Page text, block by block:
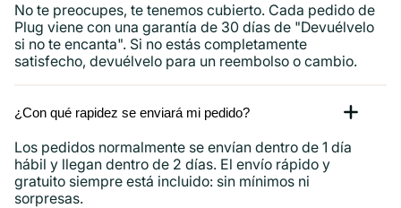
No te preocupes, te tenemos cubierto. Cada pedido de
Plug viene con una garantía de 30 días de "Devuélvelo
si no te encanta". Si no estás completamente
satisfecho, devuélvelo para un reembolso o cambio.
¿Con qué rapidez se enviará mi pedido?
Los pedidos normalmente se envían dentro de 1 día
hábil y llegan dentro de 2 días. El envío rápido y
gratuito siempre está incluido: sin mínimos ni
sorpresas.